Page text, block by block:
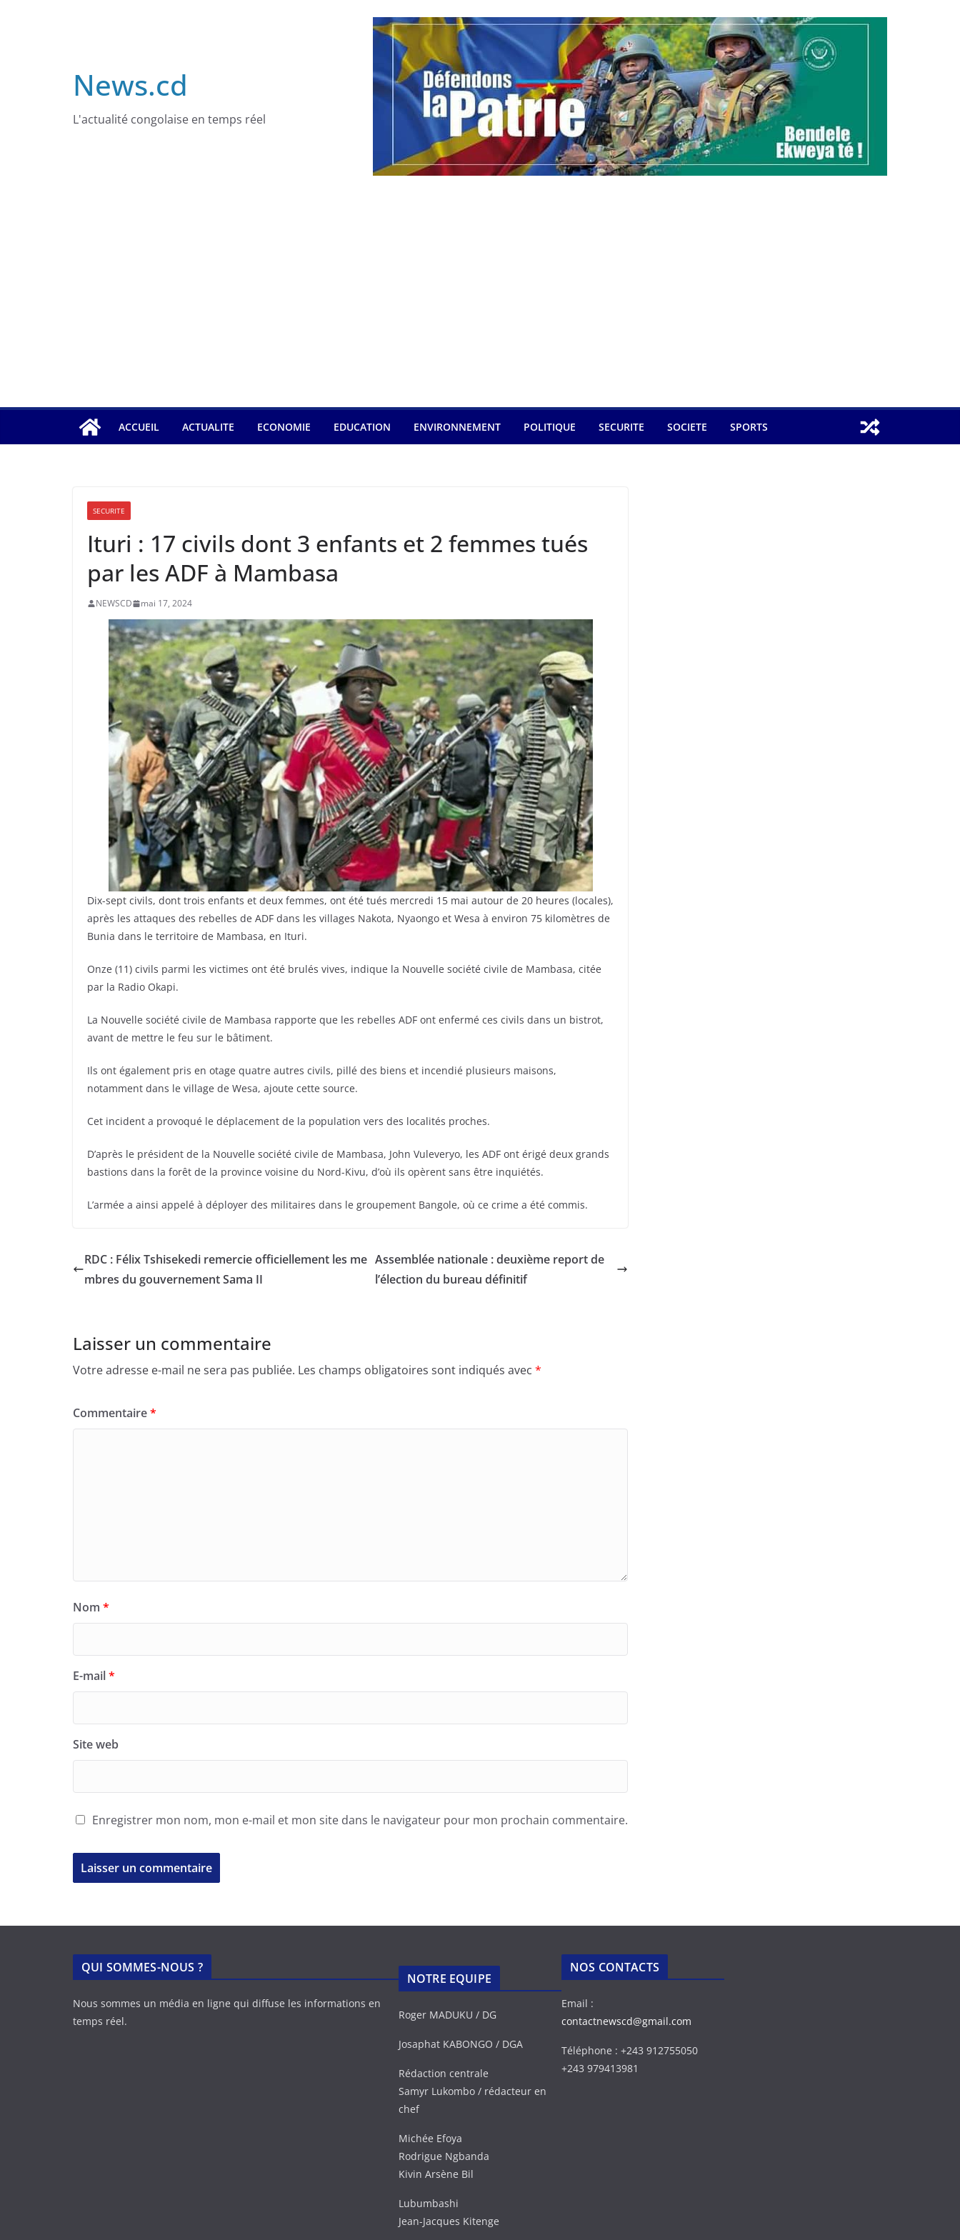
News.cd
L'actualité congolaise en temps réel
ACCUEIL ACTUALITE ECONOMIE EDUCATION ENVIRONNEMENT POLITIQUE SECURITE SOCIETE SPORTS
SECURITE
Ituri : 17 civils dont 3 enfants et 2 femmes tués
par les ADF à Mambasa
NEWSCD mai 17, 2024
Dix-sept civils, dont trois enfants et deux femmes, ont été tués mercredi 15 mai autour de 20 heures (locales),
après les attaques des rebelles de ADF dans les villages Nakota, Nyaongo et Wesa à environ 75 kilomètres de
Bunia dans le territoire de Mambasa, en Ituri.
Onze (11) civils parmi les victimes ont été brulés vives, indique la Nouvelle société civile de Mambasa, citée
par la Radio Okapi.
La Nouvelle société civile de Mambasa rapporte que les rebelles ADF ont enfermé ces civils dans un bistrot,
avant de mettre le feu sur le bâtiment.
Ils ont également pris en otage quatre autres civils, pillé des biens et incendié plusieurs maisons,
notamment dans le village de Wesa, ajoute cette source.
Cet incident a provoqué le déplacement de la population vers des localités proches.
D’après le président de la Nouvelle société civile de Mambasa, John Vuleveryo, les ADF ont érigé deux grands
bastions dans la forêt de la province voisine du Nord-Kivu, d’où ils opèrent sans être inquiétés.
L’armée a ainsi appelé à déployer des militaires dans le groupement Bangole, où ce crime a été commis.
RDC : Félix Tshisekedi remercie officiellement les me
mbres du gouvernement Sama II
Assemblée nationale : deuxième report de
l’élection du bureau définitif
Laisser un commentaire
Votre adresse e-mail ne sera pas publiée. Les champs obligatoires sont indiqués avec *
Commentaire*
Nom *
E-mail*
Site web
Enregistrer mon nom, mon e-mail et mon site dans le navigateur pour mon prochain commentaire.
QUI SOMMES-NOUS ?
Nous sommes un média en ligne qui diffuse les informations en
temps réel.
NOTRE EQUIPE
Roger MADUKU / DG
Josaphat KABONGO / DGA
Rédaction centrale
Samyr Lukombo / rédacteur en
chef
Michée Efoya
Rodrigue Ngbanda
Kivin Arsène Bil
Lubumbashi
Jean-Jacques Kitenge
NOS CONTACTS
Email :
contactnewscd@gmail.com
Téléphone : +243 912755050
+243 979413981